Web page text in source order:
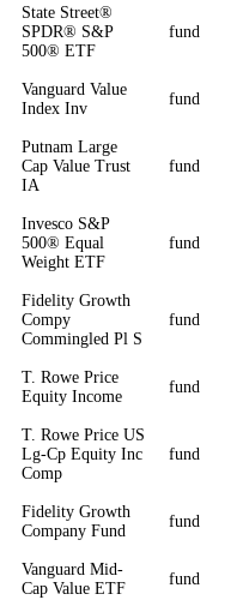
State Street®
SPDR® S&P
500® ETF
fund
Vanguard Value
Index Inv
fund
Putnam Large
Cap Value Trust
IA
fund
Invesco S&P
500® Equal
Weight ETF
fund
Fidelity Growth
Compy
Commingled Pl S
fund
T. Rowe Price
Equity Income
fund
T. Rowe Price US
Lg-Cp Equity Inc
Comp
fund
Fidelity Growth
Company Fund
fund
Vanguard Mid-
Cap Value ETF
fund